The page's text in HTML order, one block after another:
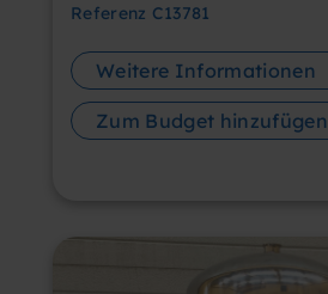
Referenz C13781
Weitere Informationen
Zum Budget hinzufügen